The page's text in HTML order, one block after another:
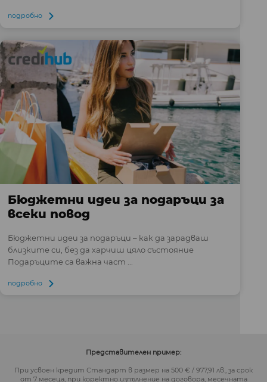
подробно
Бюджетни идеи за подаръци за
всеки повод
Бюджетни идеи за подаръци – как да зарадваш
близките си, без да харчиш цяло състояние
Подаръците са важна част ...
подробно
Представителен пример:
При усвоен кредит Стандарт в размер на 500 € / 977,91 лв., за срок
от 7 месеца, при коректно изпълнение на договора, месечната